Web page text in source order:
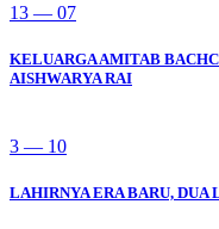
13 — 07
KELUARGA AMITAB
AISHWARYA RAI
3 — 10
LAHIRNYA ERA BARU, DUA